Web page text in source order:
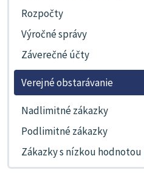
Rozpočty
Výročné správy
Záverečné účty
Verejné obstarávanie
Nadlimitné zákazky
Podlimitné zákazky
Zákazky s nízkou hodnotou